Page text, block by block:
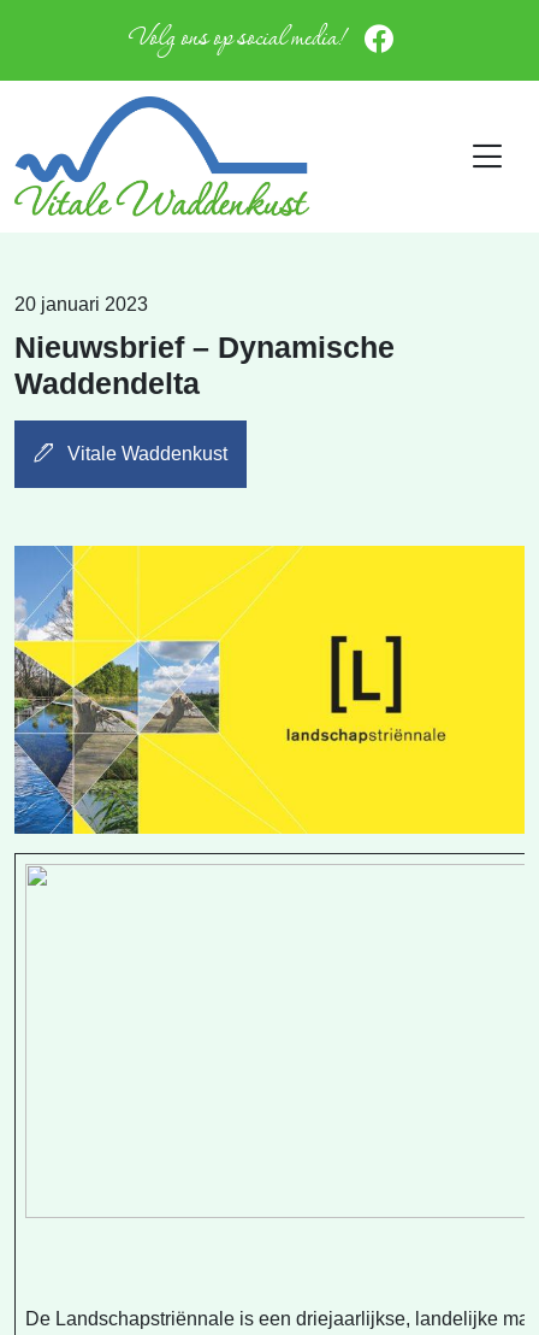
Volg ons op social media!
20 januari 2023
Nieuwsbrief – Dynamische
Waddendelta
Vitale Waddenkust
De Landschapstriënnale is een driejaarlijkse, landelijke